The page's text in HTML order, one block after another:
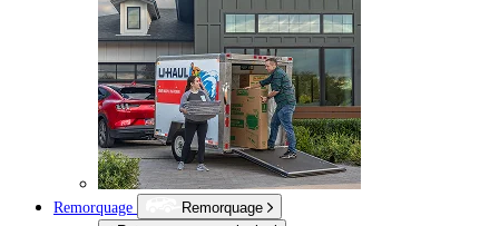
Remorquage
Remorquage